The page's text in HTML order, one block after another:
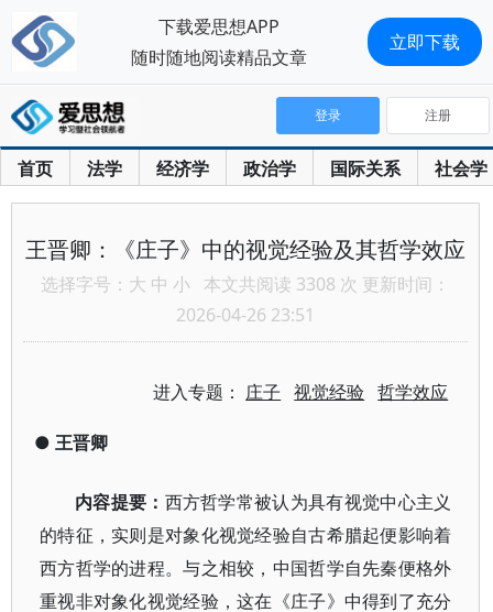
首页 法学 经济学 政治学 国际关系 社会学
登录 注册
王晋卿：《庄子》中的视觉经验及其哲学效应
选择字号： 大 中 小 本文共阅读 3308 次 更新时间：
2026-04-26 23:51
进入专题： 庄子 视觉经验 哲学效应
● 王晋卿
内容提要： 西方哲学常被认为具有视觉中心主义
的特征，实则是对象化视觉经验自古希腊起便影响着
西方哲学的进程。与之相较，中国哲学自先秦便格外
重视非对象化视觉经验，这在《庄子》中得到了充分
下载爱思想APP
随时随地阅读精品文章
立即下载